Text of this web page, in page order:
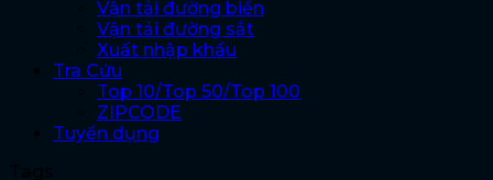
Vận tải đường biển
Vận tải đường sắt
Xuất nhập khẩu
Tra Cứu
Top 10/Top 50/Top 100
ZIPCODE
Tuyển dụng